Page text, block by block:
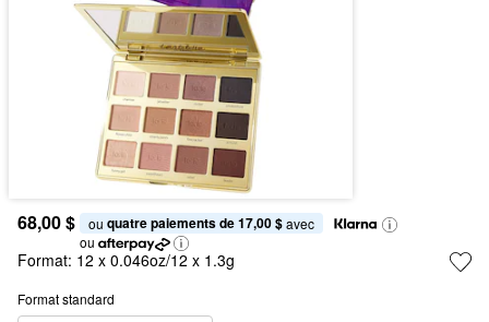
68,00 $ ou quatre paiements de 17,00 $ avec
ou
Format: 12 x 0.046oz/12 x 1.3g
Format standard